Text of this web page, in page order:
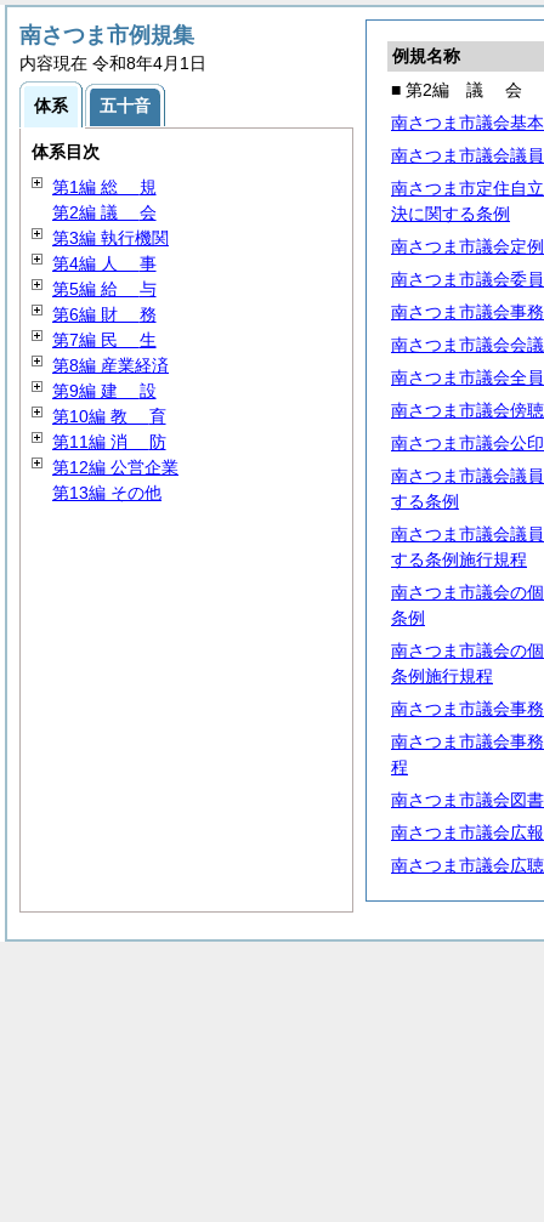
例規名称
■ 第2編 議 会
南さつま市議会基
南さつま市議会議
南さつま市定住自
決に関する条例
南さつま市議会定
南さつま市議会委
南さつま市議会事
南さつま市議会会
南さつま市議会全
南さつま市議会傍
南さつま市議会公
南さつま市議会議
する条例
南さつま市議会議
する条例施行規程
南さつま市議会の
条例
南さつま市議会の
条例施行規程
南さつま市議会事
南さつま市議会事
程
南さつま市議会図
南さつま市議会広
南さつま市議会広
南さつま市例規集
内容現在 令和8年4月1日
体系 五十音
体系目次
第1編 総 規
第2編 議 会
第3編 執行機関
第4編 人 事
第5編 給 与
第6編 財 務
第7編 民 生
第8編 産業経済
第9編 建 設
第10編 教 育
第11編 消 防
第12編 公営企業
第13編 その他